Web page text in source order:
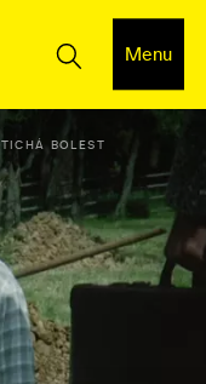
Menu
TICHÁ BOLEST